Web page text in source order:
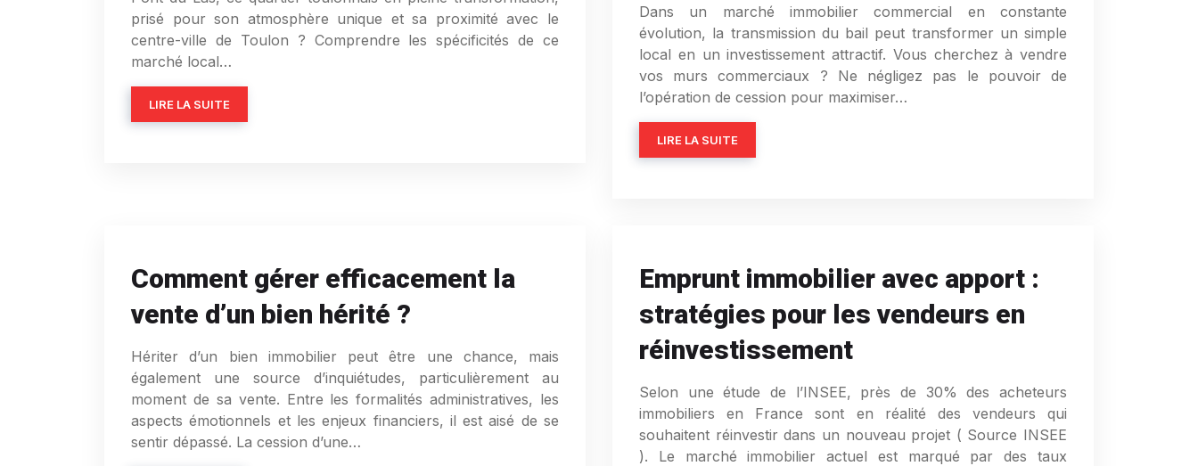
prisé pour son atmosphère unique et sa proximité avec le
centre-ville de Toulon ? Comprendre les spécificités de ce
marché local…
LIRE LA SUITE
Dans un marché immobilier commercial en constante
évolution, la transmission du bail peut transformer un simple
local en un investissement attractif. Vous cherchez à vendre
vos murs commerciaux ? Ne négligez pas le pouvoir de
l’opération de cession pour maximiser…
LIRE LA SUITE
Comment gérer efficacement la
vente d’un bien hérité ?
Hériter d’un bien immobilier peut être une chance, mais
également une source d’inquiétudes, particulièrement au
moment de sa vente. Entre les formalités administratives, les
aspects émotionnels et les enjeux financiers, il est aisé de se
sentir dépassé. La cession d’une…
Emprunt immobilier avec apport :
stratégies pour les vendeurs en
réinvestissement
Selon une étude de l’INSEE, près de 30% des acheteurs
immobiliers en France sont en réalité des vendeurs qui
souhaitent réinvestir dans un nouveau projet ( Source INSEE
). Le marché immobilier actuel est marqué par des taux